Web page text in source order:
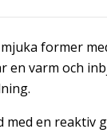
former
varm och
med en